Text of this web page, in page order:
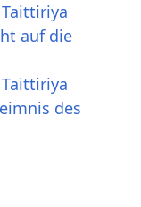
auf die
des